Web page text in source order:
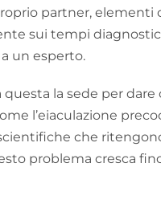
partner, elementi
sui tempi
un esperto.
questa la sede per
l’eiaculazione
che
problema cresca